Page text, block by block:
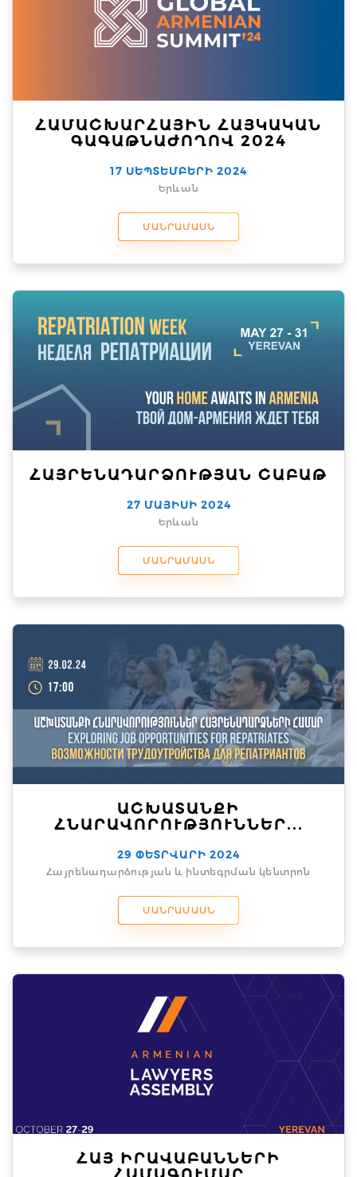
ՀԱՄԱՇԽԱՐՀԱՅԻՆ ՀԱՅԿԱԿԱՆ
ԳԱԳԱԹՆԱԺՈՂՈՎ 2024
17 ՍԵՊՏԵՄԲԵՐԻ 2024
Երևան
ՄԱՆՐԱՄԱՍՆ
ՀԱՅՐԵՆԱԴԱՐՁՈՒԹՅԱՆ ՇԱԲԱԹ
27 ՄԱՅԻՍԻ 2024
Երևան
ՄԱՆՐԱՄԱՍՆ
ԱՇԽԱՏԱՆՔԻ
ՀՆԱՐԱՎՈՐՈՒԹՅՈՒՆՆԵՐ...
29 ՓԵՏՐՎԱՐԻ 2024
Հայրենադարձության և ինտեգրման կենտրոն
ՄԱՆՐԱՄԱՍՆ
ՀԱՅ ԻՐԱՎԱԲԱՆՆԵՐԻ